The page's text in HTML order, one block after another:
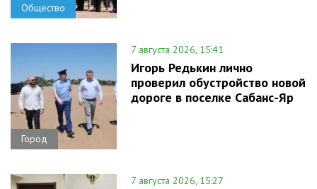
Общество
Город
7 августа 2026, 15:41
Игорь Редькин лично
проверил обустройство новой
дороге в поселке Сабанс-Яр
7 августа 2026, 15:27